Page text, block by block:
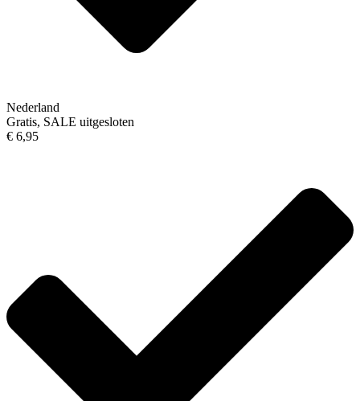
Nederland
Gratis, SALE uitgesloten
€ 6,95